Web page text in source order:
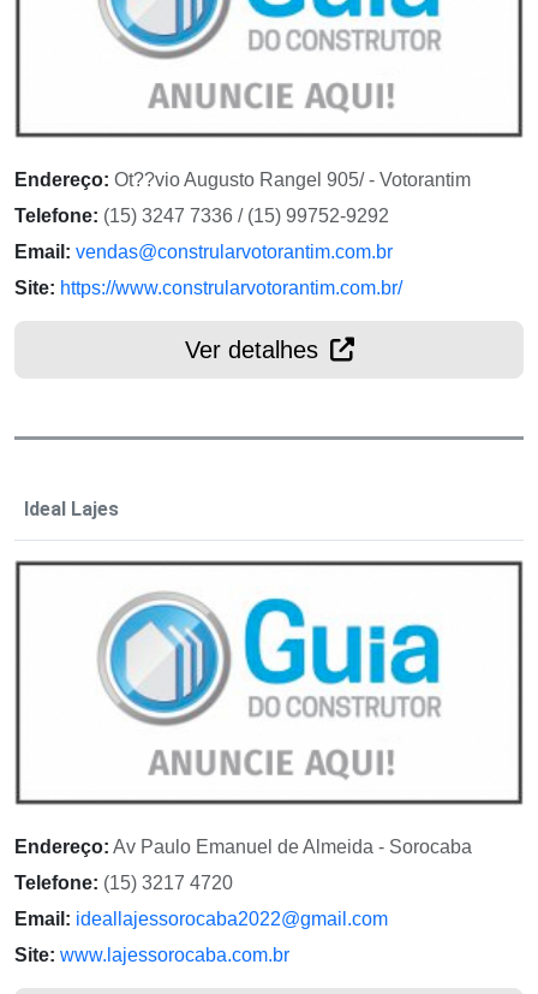
Endereço: Ot??vio Augusto Rangel 905/ - Votorantim
Telefone: (15) 3247 7336 / (15) 99752-9292
Email: vendas@constrularvotorantim.com.br
Site: https://www.constrularvotorantim.com.br/
Ver detalhes
Ideal Lajes
Endereço: Av Paulo Emanuel de Almeida - Sorocaba
Telefone: (15) 3217 4720
Email: ideallajessorocaba2022@gmail.com
Site: www.lajessorocaba.com.br